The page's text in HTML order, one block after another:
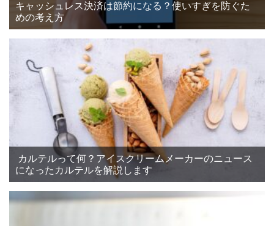
キャッシュレス決済は節約になる？使いすぎを防ぐた
めの考え方
カルテルって何？アイスクリームメーカーのニュース
になったカルテルを解説します